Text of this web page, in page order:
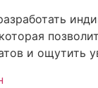
и ощутить